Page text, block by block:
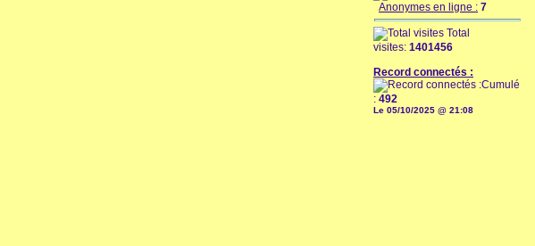
Anonymes en ligne : 7
Total
visites: 1401456
Record connectés :
Cumulé
: 492
Le 05/10/2025 @ 21:08